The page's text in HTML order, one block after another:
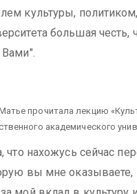
культуры,
большая честь,
Вами".
прочитала лекцию
академического
что нахожусь сейчас
вы мне оказываете,